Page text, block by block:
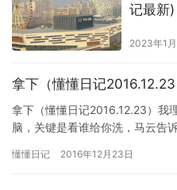
记最新)
2023年1
拿下（懂懂日记2016.12.23
拿下（懂懂日记2016.12.23）我
脑，关键是看谁给你洗，马云告
懂懂日记 2016年12月23日